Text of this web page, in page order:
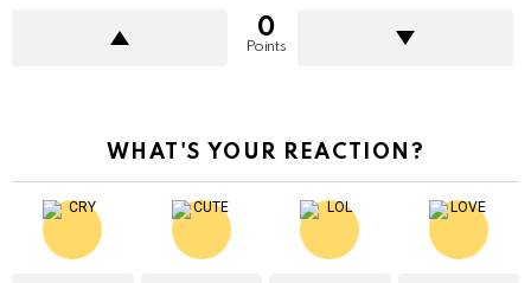
0
Points
WHAT'S YOUR REACTION?